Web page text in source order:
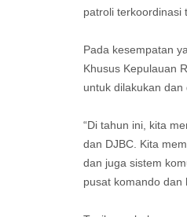
patroli terkoordinasi
Pada kesempatan
Khusus Kepulauan
untuk dilakukan dan
“Di tahun ini, kita
dan DJBC. Kita
dan juga sistem
pusat komando dan